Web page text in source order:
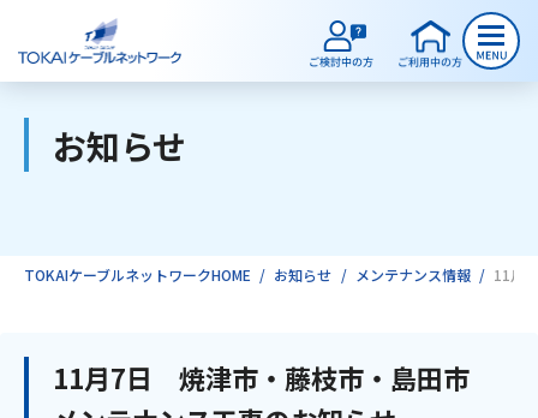
ご検討中のお客様
お知らせ
TOKAIケーブルネットワークHOME お知らせ メンテナンス情報 11月
11月7日 焼津市・藤枝市・島田市